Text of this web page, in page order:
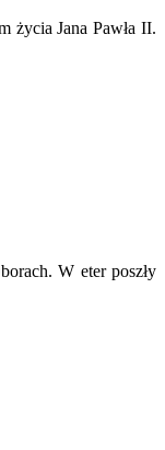
życia Jana Pawła II.
W eter poszły